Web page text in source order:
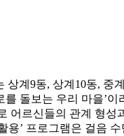
상계9동, 상계10동, 중
를 돌보는 우리 마을’이
어르신들의 관계 형성
용’ 프로그램은 걸음